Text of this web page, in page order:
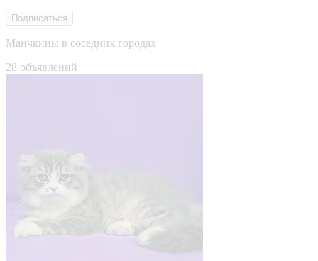
Подписаться
Манчкины в соседних городах
28 объявлений